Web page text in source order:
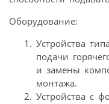
Оборудование:
Устройства
подачи
и замены
монтажа.
Устройства с